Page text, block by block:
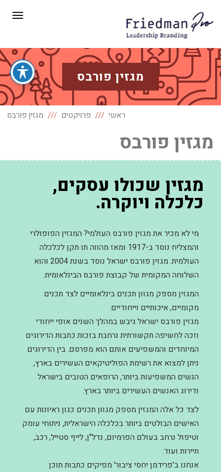
מגזין פורבס
ראשי פרויקטים מגזין פורבס
מגזין פורבס
מגזין שכולו עסקים,
כלכלה ויוקרה.
מי לא מכיר את מגזין פורבס העולמי? המגזין הפופולרי
והמצליח נוסד ב-1917 ומאז מהווה תו תקן לכלכלה
העולמית. מגזין פורבס ישראל נוסד בשנת 2004 והוא
השלוחה המקומית של קבוצת פורבס הבינלאומית.
המגזין מספק מגוון תכנים בינלאומיים לצד תכנים
מקומיים, איכותיים וייחודיים.
מגזין פורבס ישראל גיבש במהלך השנים אופי ייחודי
וזכה לחשיפה תקשורתית נרחבת בזכות כתבות הדירוגים
המיוחדים והמשפיעים אותם הוא מפרסם. בין הדירוגים
ניתן למצוא את רשימת הפוליטיקאים העשירים בארץ,
הנשים המשפיעות ביותר, הרופאים הטובים בישראל
ודירוג האנשים העשירים ביותר בארץ.
לצד כל אלה המגזין מספק מגוון תכנים כגון ראיונות עם
האישים הבולטים ביותר בכלכלה הישראלית, ניתוחי עומק
וטיפול נרחב בעולם הפרמיום, נדל"ן, לייף סטייל, רכב,
תיירות ועוד.
אנחנו ב'פרידמן יחסי ציבור' מפיקים כתבות תוכן